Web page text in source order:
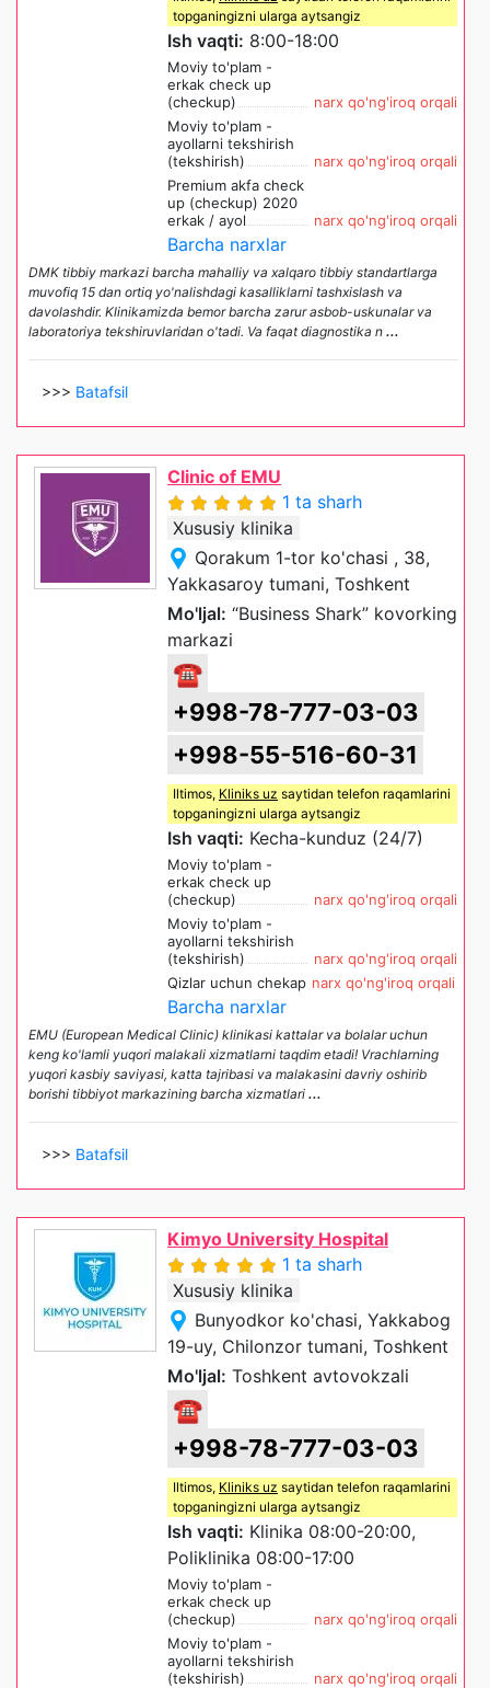
topganingizni ularga aytsangiz
Ish vaqti: 8:00-18:00
Moviy to'plam -
erkak check up
(checkup)
narx qo'ng'iroq orqali
Moviy to'plam -
ayollarni tekshirish
(tekshirish)
narx qo'ng'iroq orqali
Premium akfa check
up (checkup) 2020
erkak / ayol
narx qo'ng'iroq orqali
Barcha narxlar
DMK tibbiy markazi barcha mahalliy va xalqaro tibbiy standartlarga
muvofiq 15 dan ortiq yo'nalishdagi kasalliklarni tashxislash va
davolashdir. Klinikamizda bemor barcha zarur asbob-uskunalar va
laboratoriya tekshiruvlaridan o'tadi. Va faqat diagnostika n ...
>>> Batafsil
Clinic of EMU
1 ta sharh
Xususiy klinika
Qorakum 1-tor ko'chasi , 38,
Yakkasaroy tumani, Toshkent
Mo'ljal: “Business Shark” kovorking
markazi
☎
+998-78-777-03-03
+998-55-516-60-31
Iltimos, Kliniks uz saytidan telefon raqamlarini
topganingizni ularga aytsangiz
Ish vaqti: Kecha-kunduz (24/7)
Moviy to'plam -
erkak check up
(checkup)
narx qo'ng'iroq orqali
Moviy to'plam -
ayollarni tekshirish
(tekshirish)
narx qo'ng'iroq orqali
Qizlar uchun chekap narx qo'ng'iroq orqali
Barcha narxlar
EMU (European Medical Clinic) klinikasi kattalar va bolalar uchun
keng ko'lamli yuqori malakali xizmatlarni taqdim etadi! Vrachlarning
yuqori kasbiy saviyasi, katta tajribasi va malakasini davriy oshirib
borishi tibbiyot markazining barcha xizmatlari ...
>>> Batafsil
Kimyo University Hospital
1 ta sharh
Xususiy klinika
Bunyodkor ko'chasi, Yakkabog
19-uy, Chilonzor tumani, Toshkent
Mo'ljal: Toshkent avtovokzali
☎
+998-78-777-03-03
Iltimos, Kliniks uz saytidan telefon raqamlarini
topganingizni ularga aytsangiz
Ish vaqti: Klinika 08:00-20:00,
Poliklinika 08:00-17:00
Moviy to'plam -
erkak check up
(checkup)
narx qo'ng'iroq orqali
Moviy to'plam -
ayollarni tekshirish
(tekshirish)
narx qo'ng'iroq orqali